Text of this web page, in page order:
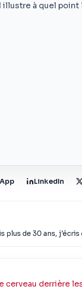
à quel point
LinkedIn
plus de 30 ans,
cerveau derrière